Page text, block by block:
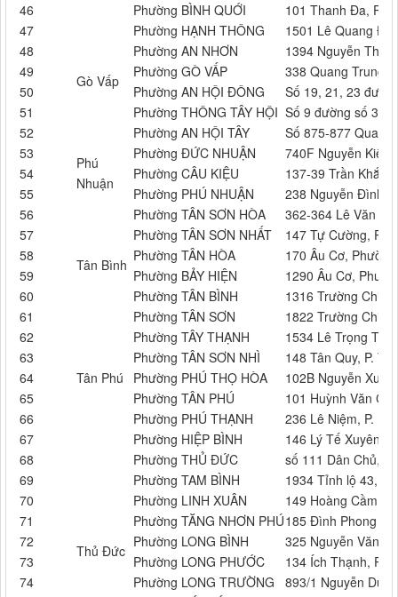
46
Phường BÌNH QUỚI
101 Thanh Đa,
47
Gò Vấp
Phường HẠNH THÔNG
1501 Lê Quang
48
Phường AN NHƠN
1394 Nguyễn Thái
49
Phường GÒ VẤP
338 Quang Trung,
50
Phường AN HỘI ĐÔNG
Số 19, 21, 23
51
Phường THÔNG TÂY HỘI Số 9 đường số 3,
52
Phường AN HỘI TÂY
Số 875-877 Quang
53
Phú
Nhuận
Phường ĐỨC NHUẬN
740F Nguyễn
54
Phường CÂU KIỆU
137-39 Trần Khắc
55
Phường PHÚ NHUẬN
238 Nguyễn Đình
56
Tân Bình
Phường TÂN SƠN HÒA
362-364 Lê Văn
57
Phường TÂN SƠN NHẤT
147 Tự Cường,
58
Phường TÂN HÒA
170 Âu Cơ,
59
Phường BẢY HIỆN
1290 Âu Cơ,
60
Phường TÂN BÌNH
1316 Trường
61
Phường TÂN SƠN
1822 Trường
62
Tân Phú
Phường TÂY THẠNH
1534 Lê Trọng
63
Phường TÂN SƠN NHÌ
148 Tân Quy, P.
64
Phường PHÚ THỌ HÒA
102B Nguyễn
65
Phường TÂN PHÚ
101 Huỳnh Văn
66
Phường PHÚ THẠNH
236 Lê Niệm, P.
67
Thủ Đức
Phường HIỆP BÌNH
146 Lý Tế Xuyên,
68
Phường THỦ ĐỨC
số 111 Dân Chủ,
69
Phường TAM BÌNH
1934 Tỉnh lộ 43, P.
70
Phường LINH XUÂN
149 Hoàng Cầm,
71
Phường TĂNG NHƠN PHÚ185 Đình Phong
72
Phường LONG BÌNH
325 Nguyễn Văn
73
Phường LONG PHƯỚC
134 Ích Thạnh, P.
74
Phường LONG TRƯỜNG
893/1 Nguyễn Duy